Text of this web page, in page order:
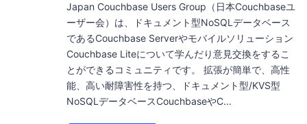
Japan Couchbase Users Group（日本Couchbaseユ
ーザー会）は、ドキュメント型NoSQLデータベース
であるCouchbase Serverやモバイルソリューション
Couchbase Liteについて学んだり意見交換をするこ
とができるコミュニティです。 拡張が簡単で、高性
能、高い耐障害性を持つ、ドキュメント型/KVS型
NoSQLデータベースCouchbaseやC...